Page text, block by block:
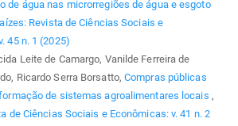
de água nas microrregiões de água e esgoto
Revista de Ciências Sociais e
45 n. 1 (2025)
Leite de Camargo, Vanilde Ferreira de
Ricardo Serra Borsatto,Compras públicas
de sistemas agroalimentares locais ,
de Ciências Sociais e Econômicas: v. 41 n. 2